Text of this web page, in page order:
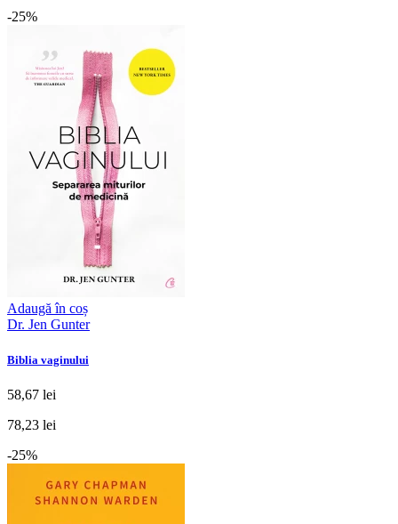
-25%
Adaugă în coș
Dr. Jen Gunter
Biblia vaginului
58,67 lei
78,23 lei
-25%